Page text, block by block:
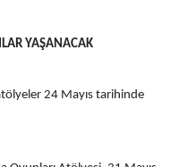
YAŞANACAK
24 Mayıs tarihinde